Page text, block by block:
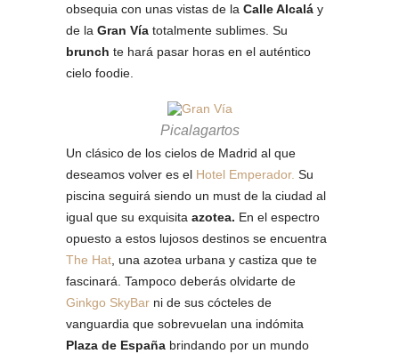
obsequia con unas vistas de la Calle Alcalá y
de la Gran Vía totalmente sublimes. Su
brunch te hará pasar horas en el auténtico
cielo foodie.
Picalagartos
Un clásico de los cielos de Madrid al que
deseamos volver es el Hotel Emperador. Su
piscina seguirá siendo un must de la ciudad al
igual que su exquisita azotea. En el espectro
opuesto a estos lujosos destinos se encuentra
The Hat , una azotea urbana y castiza que te
fascinará. Tampoco deberás olvidarte de
Ginkgo SkyBar ni de sus cócteles de
vanguardia que sobrevuelan una indómita
Plaza de España brindando por un mundo